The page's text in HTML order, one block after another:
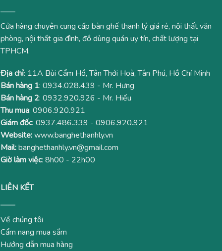
Cửa hàng chuyên cung cấp bàn ghế thanh lý giá rẻ, nội thất văn
phòng, nội thất gia đình, đồ dùng quán uy tín, chất lượng tại
TPHCM.
Địa chỉ: 11A Bùi Cẩm Hổ, Tân Thới Hoà, Tân Phú, Hồ Chí Minh
Bán hàng 1: 0934.028.439 - Mr. Hưng
Bán hàng 2: 0932.920.926 - Mr. Hiếu
Thu mua: 0906.920.921
Giám đốc: 0937.486.339 - 0906.920.921
Website:www.banghethanhly.vn
Mail:banghethanhly.vn@gmail.com
Giờ làm việc: 8h00 - 22h00
LIÊN KẾT
Về chúng tôi
Cẩm nang mua sắm
Hướng dẫn mua hàng